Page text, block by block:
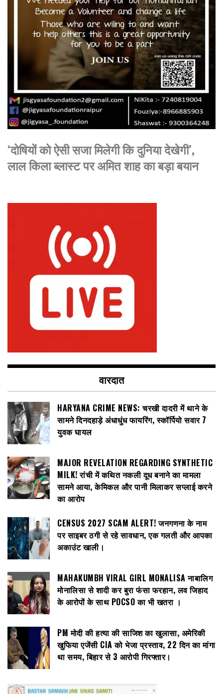
‘दोषियों को ऐसी सजा मिलेगी कि दुनिया देखेगी’,
लाल किला ब्लास्ट पर अमित शाह का बड़ा बयान
वारदात
HARYANA CRIME NEWS: चरखी दादरी में थाने के
सामने दिनदहाड़े अंधाधुंध फायरिंग, स्कॉर्पियो सवार 7
युवक घायल
MAJOR REVELATION REGARDING SYNTHETIC
MILK! रांची में कथित नकली दूध बनाने का मामला
सामने आया, केमिकल और पानी मिलाकर सप्लाई करने
का आरोप
CENSUS 2027 SCAM ALERT! जनगणना के नाम
पर साइबर ठगी से रहे सावधान, एक गलती और आपका
अकाउंट खाली।
MAHAKUMBH VIRAL GIRL MONALISA नाबालिग
मोनालिसा से शादी कर बुरा फंसा फरहान, लव जिहाद
के आरोपों के साथ POCSO का भी खतरा ।
PM मोदी की हत्या की साजिश का खुलासा, अमेरिकी
खुफिया एजेंसी CIA को भेजा प्रस्ताव, 22 दिन का मांगा
था समय, बिहार से 3 आरोपी गिरफ्तार।